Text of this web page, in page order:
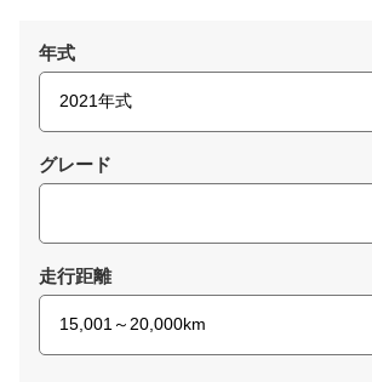
年式
グレード
走行距離